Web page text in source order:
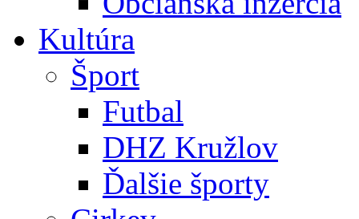
Kultúra
Šport
Futbal
DHZ Kružlov
Ďalšie športy